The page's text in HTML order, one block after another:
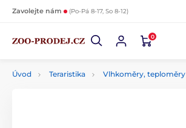
Zavolejte nám (Po-Pá 8-17, So 8-12)
0
Úvod Teraristika Vlhkoměry, teploměry